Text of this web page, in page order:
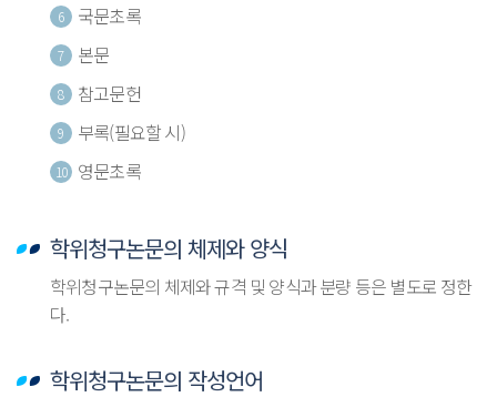
6 국문초록
7 본문
8 참고문헌
9 부록(필요할 시)
10 영문초록
학위청구논문의 체제와 양식
학위청구논문의 체제와 규격 및 양식과 분량 등은 별도로 정한
다.
학위청구논문의 작성언어